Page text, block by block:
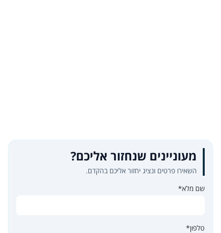
מעוניינים שנחזור אליכם?
השאירו פרטים ונציג יחזור אליכם בהקדם.
שם מלא*
טלפון*